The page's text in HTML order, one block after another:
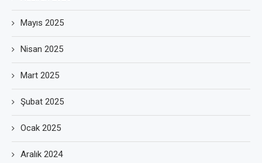
Mayıs 2025
Nisan 2025
Mart 2025
Şubat 2025
Ocak 2025
Aralık 2024